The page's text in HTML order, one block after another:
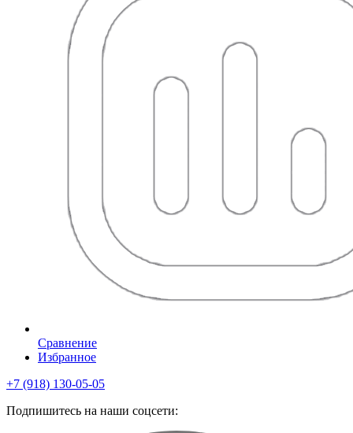
Сравнение
Избранное
+7 (918) 130-05-05
Подпишитесь на наши соцсети: